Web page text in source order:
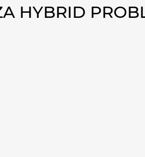
HYBRID